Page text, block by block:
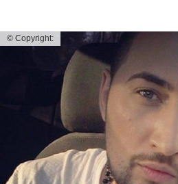
© Copyright: